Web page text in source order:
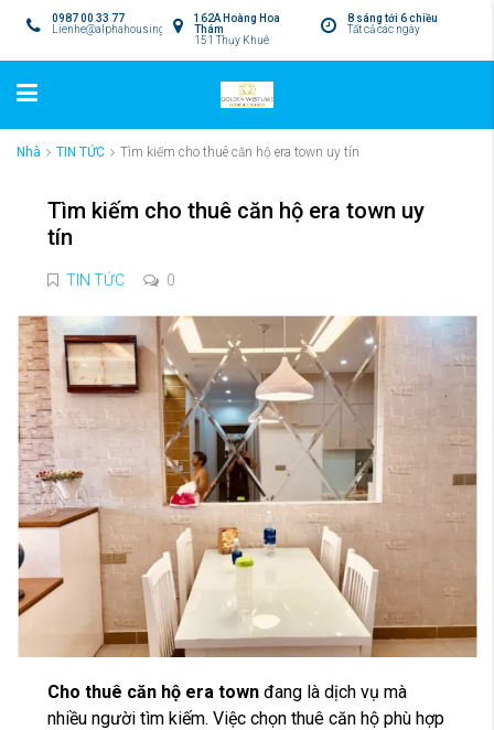
8 sáng tới 6 chiều
Tất cả các ngày
162A Hoàng Hoa
Thám
151 Thụy Khuê
0987 00 33 77
Lienhe@alphahousing.vn
Nhà TIN TỨC Tìm kiếm cho thuê căn hộ era town uy tín
Tìm kiếm cho thuê căn hộ era town uy
tín
TIN TỨC 0
Cho thuê căn hộ era town đang là dịch vụ mà
nhiều người tìm kiếm. Việc chọn thuê căn hộ phù hợp